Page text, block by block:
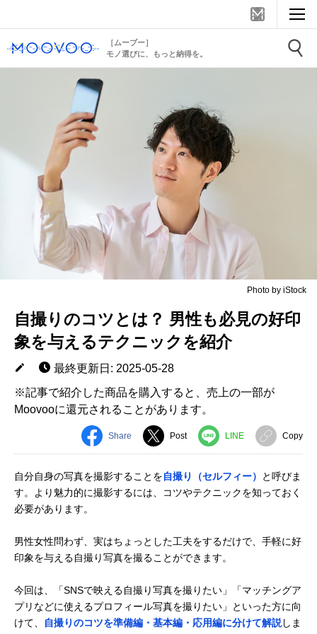
［ムーブー］
モノ選びに、もっと納得を。
Photo by iStock
自撮りのコツとは？ 男性も必見の好印
象を与えるテクニックを紹介
最終更新日: 2025-05-28
※記事で紹介した商品を購入すると、売上の一部が
Moovooに還元されることがあります。
Share Post LINE Copy
自分自身の写真を撮影することを自撮り（セルフィー）
と呼びま
す。より魅力的に撮影するには、コツやテクニックを知っておく
必要があります。
男性女性問わず、実はちょっとした工夫をするだけで、手軽に好
印象を与える自撮り写真を撮ることができます。
今回は、「SNSで映える自撮り写真を撮りたい」「マッチングア
プリなどに使えるプロフィール写真を撮りたい」といった方に向
けて、
自撮りのコツを準備編・基本編・応用編に分けて解説しま